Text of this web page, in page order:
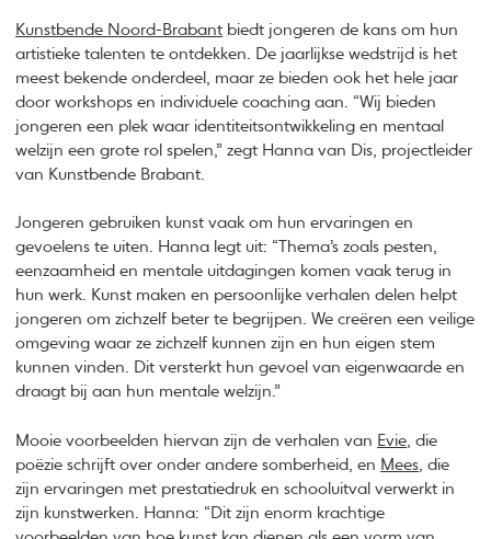
Kunstbende Noord-Brabant biedt jongeren de kans om hun
artistieke talenten te ontdekken. De jaarlijkse wedstrijd is het
meest bekende onderdeel, maar ze bieden ook het hele jaar
door workshops en individuele coaching aan. “Wij bieden
jongeren een plek waar identiteitsontwikkeling en mentaal
welzijn een grote rol spelen,” zegt Hanna van Dis, projectleider
van Kunstbende Brabant.
Jongeren gebruiken kunst vaak om hun ervaringen en
gevoelens te uiten. Hanna legt uit: “Thema’s zoals pesten,
eenzaamheid en mentale uitdagingen komen vaak terug in
hun werk. Kunst maken en persoonlijke verhalen delen helpt
jongeren om zichzelf beter te begrijpen. We creëren een veilige
omgeving waar ze zichzelf kunnen zijn en hun eigen stem
kunnen vinden. Dit versterkt hun gevoel van eigenwaarde en
draagt bij aan hun mentale welzijn.”
Mooie voorbeelden hiervan zijn de verhalen van Evie , die
poëzie schrijft over onder andere somberheid, en Mees , die
zijn ervaringen met prestatiedruk en schooluitval verwerkt in
zijn kunstwerken. Hanna: “Dit zijn enorm krachtige